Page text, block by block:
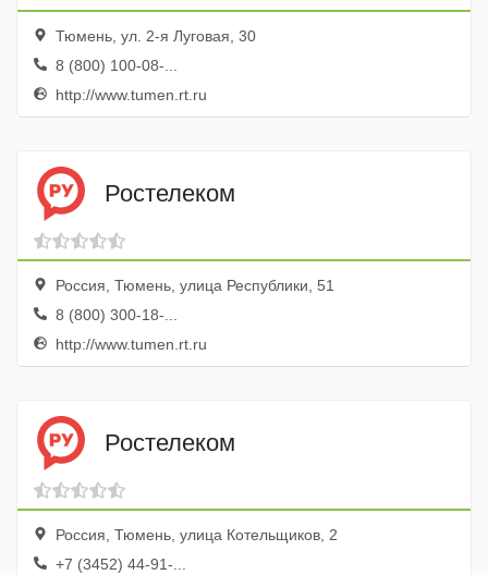
Тюмень, ул. 2-я Луговая, 30
8 (800) 100-08-...
http://www.tumen.rt.ru
Ростелеком
Россия, Тюмень, улица Республики, 51
8 (800) 300-18-...
http://www.tumen.rt.ru
Ростелеком
Россия, Тюмень, улица Котельщиков, 2
+7 (3452) 44-91-...